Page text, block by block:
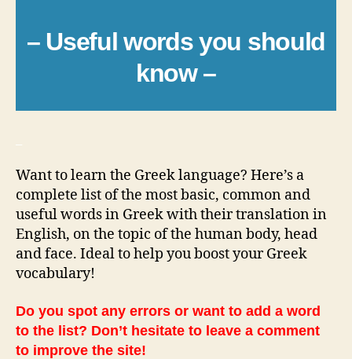
– Useful words you should
know –
Want to learn the Greek language? Here’s a
complete list of the most basic, common and
useful words in Greek with their translation in
English, on the topic of the human body, head
and face. Ideal to help you boost your Greek
vocabulary!
Do you spot any errors or want to add a word
to the list? Don’t hesitate to leave a comment
to improve the site!